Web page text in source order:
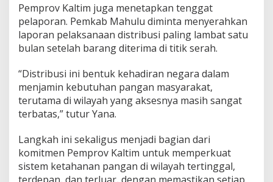
Pemprov Kaltim juga menetapkan tenggat
pelaporan. Pemkab Mahulu diminta menyerahkan
laporan pelaksanaan distribusi paling lambat satu
bulan setelah barang diterima di titik serah.
“Distribusi ini bentuk kehadiran negara dalam
menjamin kebutuhan pangan masyarakat,
terutama di wilayah yang aksesnya masih sangat
terbatas,” tutur Yana.
Langkah ini sekaligus menjadi bagian dari
komitmen Pemprov Kaltim untuk memperkuat
sistem ketahanan pangan di wilayah tertinggal,